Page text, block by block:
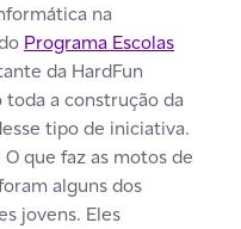
na
Programa Escolas
da HardFun
a construção da
tipo de iniciativa.
que faz as motos de
alguns dos
jovens. Eles